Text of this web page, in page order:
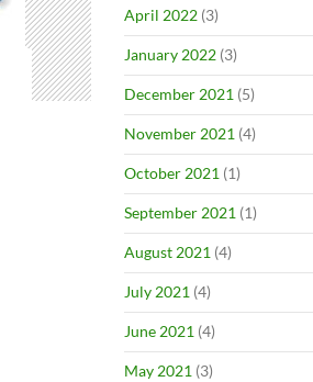
April 2022 (3)
January 2022 (3)
December 2021 (5)
November 2021 (4)
October 2021 (1)
September 2021 (1)
August 2021 (4)
July 2021 (4)
June 2021 (4)
May 2021 (3)